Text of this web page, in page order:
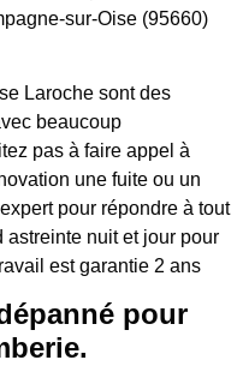
sur-Oise (95660)
Laroche sont des
beaucoup
pas à faire appel à
une fuite ou un
pour répondre à tout
nuit et jour pour
est garantie 2 ans
pour